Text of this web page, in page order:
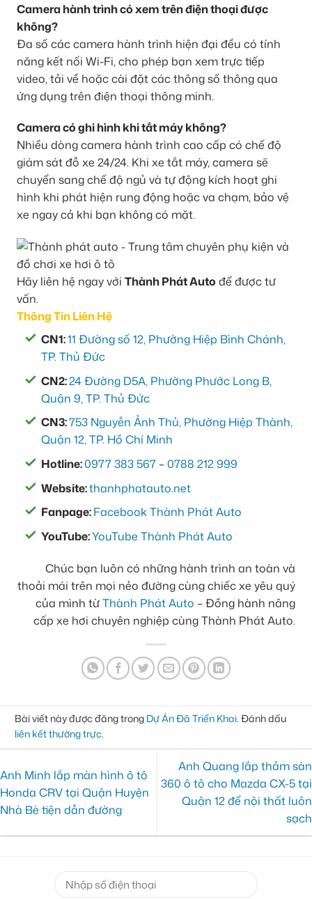
Camera hành trình có xem trên điện thoại được
không?
Đa số các camera hành trình hiện đại đều có tính
năng kết nối Wi-Fi, cho phép bạn xem trực tiếp
video, tải về hoặc cài đặt các thông số thông qua
ứng dụng trên điện thoại thông minh.
Camera có ghi hình khi tắt máy không?
Nhiều dòng camera hành trình cao cấp có chế độ
giám sát đỗ xe 24/24. Khi xe tắt máy, camera sẽ
chuyển sang chế độ ngủ và tự động kích hoạt ghi
hình khi phát hiện rung động hoặc va chạm, bảo vệ
xe ngay cả khi bạn không có mặt.
Hãy liên hệ ngay với Thành Phát Auto để được tư
vấn.
Thông Tin Liên Hệ
CN1:11 Đường số 12, Phường Hiệp Bình Chánh,
TP. Thủ Đức
CN2:24 Đường D5A, Phường Phước Long B,
Quận 9, TP. Thủ Đức
CN3:753 Nguyễn Ảnh Thủ, Phường Hiệp Thành,
Quận 12, TP. Hồ Chí Minh
Hotline:0977 383 567 –0788 212 999
Website:thanhphatauto.net
Fanpage:Facebook Thành Phát Auto
YouTube:YouTube Thành Phát Auto
Chúc bạn luôn có những hành trình an toàn và
thoải mái trên mọi nẻo đường cùng chiếc xe yêu quý
của mình từThành Phát Auto – Đồng hành nâng
cấp xe hơi chuyên nghiệp cùng Thành Phát Auto.
Bài viết này được đăng trong Dự Án Đã Triển Khai. Đánh dấu
liên kết thường trực.
Anh Minh lắp màn hình ô tô
Honda CRV tại Quận Huyện
Nhà Bè tiện dẫn đường
Anh Quang lắp thảm sàn
360 ô tô cho Mazda CX-5 tại
Quận 12 để nội thất luôn
sạch